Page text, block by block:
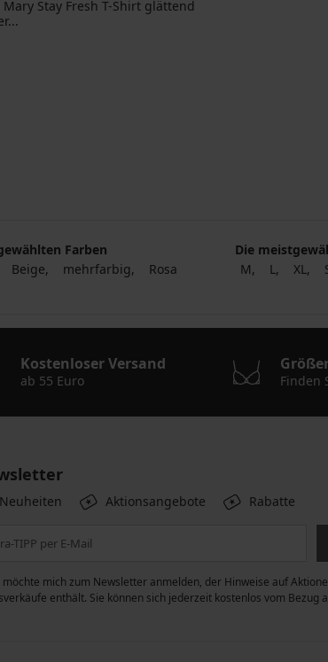
Mary Stay Fresh T-Shirt glättend
Farben
Beige mehrfarbig Rosa
Die
M
L XL
Kostenloser Versand
ab 55 Euro Finden
Neuheiten Aktionsangebote Rabatte
möchte mich zum Newsletter anmelden, der Hinweise auf
enthält. Sie können sich jederzeit kostenlos vom Bezug